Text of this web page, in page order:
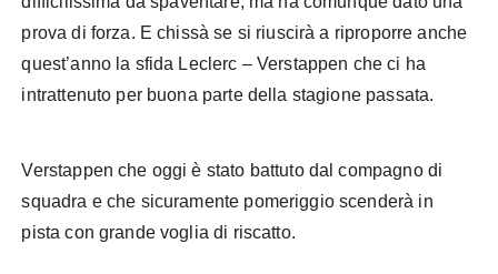
prova di forza. E chissà se si riuscirà a riproporre anche
quest’anno la sfida Leclerc – Verstappen che ci ha
intrattenuto per buona parte della stagione passata.
Verstappen che oggi è stato battuto dal compagno di
squadra e che sicuramente pomeriggio scenderà in
pista con grande voglia di riscatto.